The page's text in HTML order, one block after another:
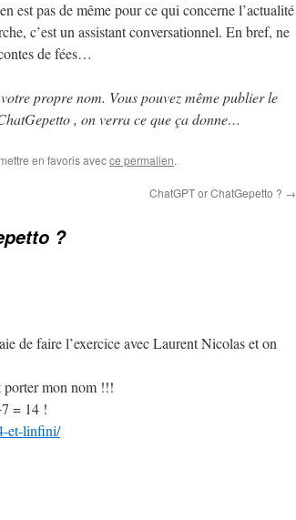
est pas de même pour ce qui concerne l’actualité
c’est un assistant conversationnel. En bref, ne
de fées…
propre nom. Vous pouvez même publier le
, on verra ce que ça donne…
en favoris avecce permalien.
ChatGPT or ChatGepetto ? →
?
de faire l’exercice avec Laurent Nicolas et on
porter mon nom !!!
= 14 !
et-linfini/